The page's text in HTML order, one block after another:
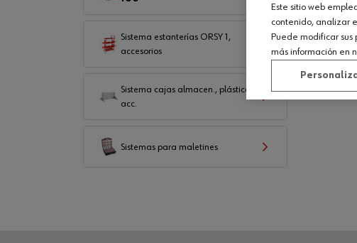
Sistema estanterías ORSY 1,
accesorios
Sistema cajas almacen., plástico,
acc.
Sistemas para maletines
Este sitio web
contenido, analizar
Puede modificar
más información en